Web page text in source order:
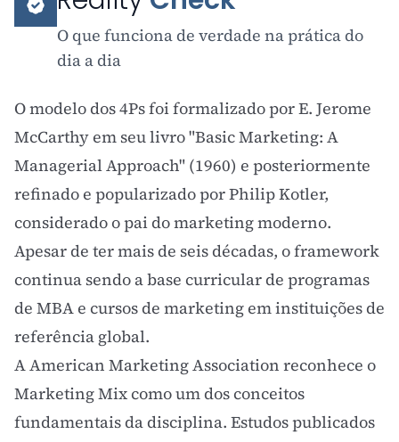
O que funciona de verdade na prática do
dia a dia
O modelo dos 4Ps foi formalizado por E. Jerome
McCarthy em seu livro "Basic Marketing: A
Managerial Approach" (1960) e posteriormente
refinado e popularizado por Philip Kotler,
considerado o pai do marketing moderno.
Apesar de ter mais de seis décadas, o framework
continua sendo a base curricular de programas
de MBA e cursos de marketing em instituições de
referência global.
AAmerican Marketing Association reconhece o
Marketing Mix como um dos conceitos
fundamentais da disciplina. Estudos publicados